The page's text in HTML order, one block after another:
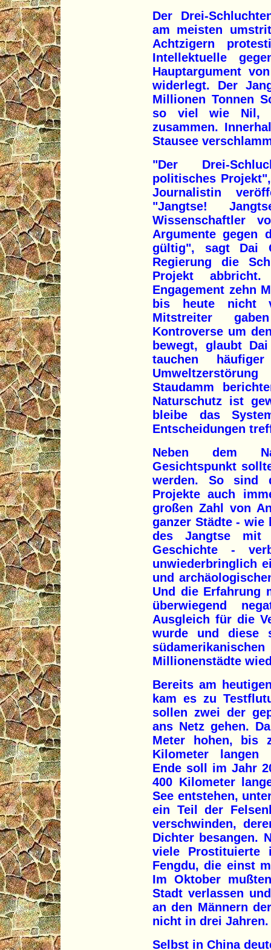
Der Drei-
am meisten
Achtzigern
Intellektuelle
Hauptargument
widerlegt. Der
Millionen Tonnen
so viel wie Nil,
zusammen.
Stausee
"Der Drei-
politisches
Journalistin
"Jangtse!
Wissenschaftler
Argumente gegen
gültig", sagt Dai
Regierung die
Projekt
Engagement zehn
bis heute nicht
Mitstreiter
Kontroverse um
bewegt, glaubt
tauchen
Staudamm
Naturschutz ist
bleibe das
Entscheidungen
Neben dem
Gesichtspunkt
werden. So sind
Projekte auch
großen Zahl von
ganzer Städte - wie
des Jangtse mit
Geschichte -
unwiederbringlich
und
Und die Erfahrung
überwiegend
Ausgleich für die
wurde und
Millionenstädte
Bereits am
kam es zu
sollen zwei der
ans Netz gehen.
Meter hohen, bis
Kilometer langen
Ende soll im Jahr
400 Kilometer
See entstehen,
ein Teil der
verschwinden,
Dichter besangen.
viele Prostituierte
Fengdu, die einst
Im Oktober
Stadt verlassen
an den Männern
nicht in drei Jahren.
Selbst in China